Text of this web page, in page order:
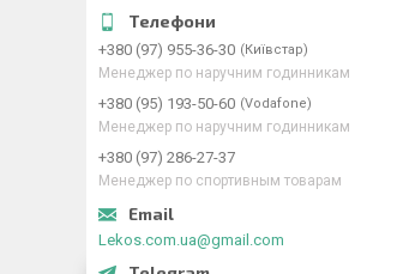
+380 (97) 955-36-30 Київстар
Менеджер по наручним годинникам
+380 (95) 193-50-60 Vodafone
Менеджер по наручним годинникам
+380 (97) 286-27-37
Менеджер по спортивным товарам
Lekos.com.ua@gmail.com